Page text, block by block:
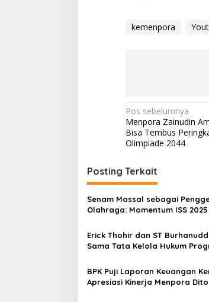
kemenpora
Navigasi
pos
Pos sebelumnya
Menpora Zainudin
Bisa Tembus
Olimpiade 2044
Posting Terkait
Senam Massal sebagai
Olahraga: Momentum ISS
Erick Thohir dan ST
Sama Tata Kelola Hukum
BPK Puji Laporan Keuangan
Apresiasi Kinerja Menpora Dito